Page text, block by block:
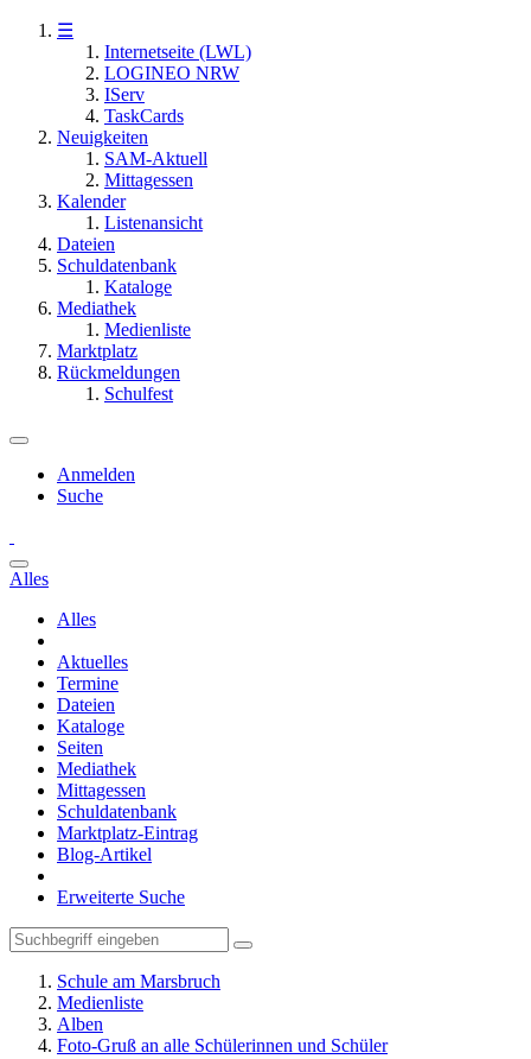
☰
Internetseite (LWL)
LOGINEO NRW
IServ
TaskCards
Neuigkeiten
SAM-Aktuell
Mittagessen
Kalender
Listenansicht
Dateien
Schuldatenbank
Kataloge
Mediathek
Medienliste
Marktplatz
Rückmeldungen
Schulfest
Anmelden
Suche
Alles
Alles
Aktuelles
Termine
Dateien
Kataloge
Seiten
Mediathek
Mittagessen
Schuldatenbank
Marktplatz-Eintrag
Blog-Artikel
Erweiterte Suche
Schule am Marsbruch
Medienliste
Alben
Foto-Gruß an alle Schülerinnen und Schüler